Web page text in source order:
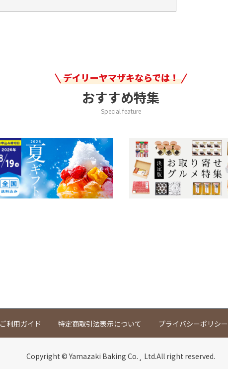
デイリーヤマザキならでは！
おすすめ特集
Special feature
ご利用ガイド 特定商取引法表示について プライバシーポリシー
Copyright © Yamazaki Baking Co.¸ Ltd.All right reserved.